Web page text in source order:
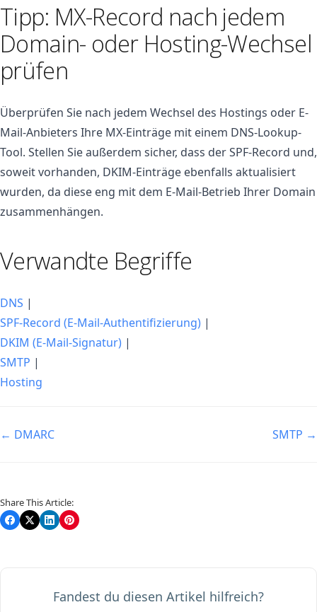
Tipp: MX-Record nach jedem
Domain- oder Hosting-Wechsel
prüfen
Überprüfen Sie nach jedem Wechsel des Hostings oder E-
Mail-Anbieters Ihre MX-Einträge mit einem DNS-Lookup-
Tool. Stellen Sie außerdem sicher, dass der SPF-Record und,
soweit vorhanden, DKIM-Einträge ebenfalls aktualisiert
wurden, da diese eng mit dem E-Mail-Betrieb Ihrer Domain
zusammenhängen.
Verwandte Begriffe
DNS |
SPF-Record (E-Mail-Authentifizierung) |
DKIM (E-Mail-Signatur) |
SMTP |
Hosting
Navigation
← DMARC SMTP →
Share This Article:
Fandest du diesen Artikel hilfreich?